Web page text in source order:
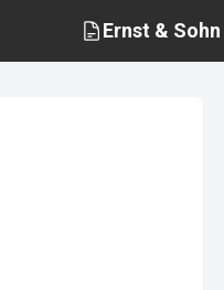
Ernst & Sohn